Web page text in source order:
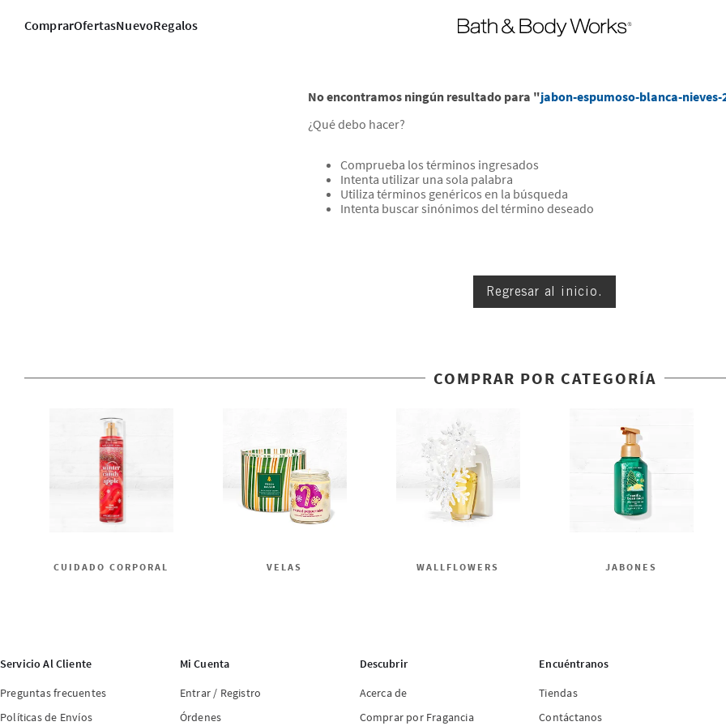
ComprarOfertasNuevoRegalos
No encontramos ningún resultado para "jabon-espumoso-blanca-nieves-
¿Qué debo hacer?
Comprueba los términos ingresados
Intenta utilizar una sola palabra
Utiliza términos genéricos en la búsqueda
Intenta buscar sinónimos del término deseado
Regresar al inicio.
COMPRAR POR CATEGORÍA
CUIDADO CORPORAL VELAS WALLFLOWERS JABONES
Servicio Al Cliente
Preguntas frecuentes
Políticas de Envíos
Mi Cuenta
Entrar / Registro
Órdenes
Descubrir
Acerca de
Comprar por Fragancia
Encuéntranos
Tiendas
Contáctanos